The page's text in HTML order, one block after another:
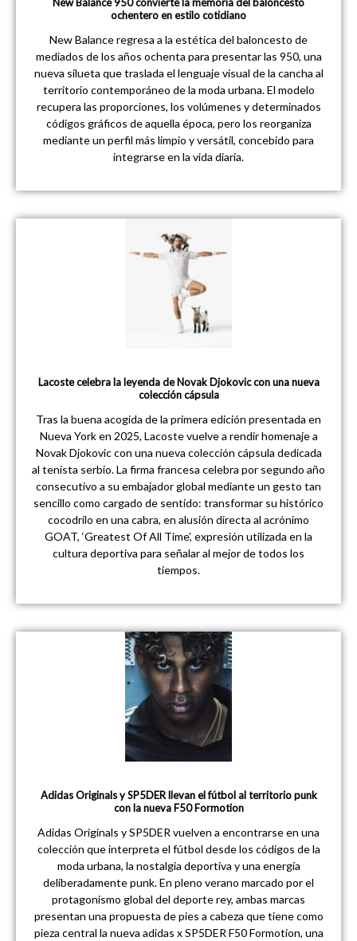
ochentero en estilo cotidiano
New Balance regresa a la estética del baloncesto de
mediados de los años ochenta para presentar las 950, una
nueva silueta que traslada el lenguaje visual de la cancha al
territorio contemporáneo de la moda urbana. El modelo
recupera las proporciones, los volúmenes y determinados
códigos gráficos de aquella época, pero los reorganiza
mediante un perfil más limpio y versátil, concebido para
integrarse en la vida diaria.
Lacoste celebra la leyenda de Novak Djokovic con una nueva
colección cápsula
Tras la buena acogida de la primera edición presentada en
Nueva York en 2025, Lacoste vuelve a rendir homenaje a
Novak Djokovic con una nueva colección cápsula dedicada
al tenista serbio. La firma francesa celebra por segundo año
consecutivo a su embajador global mediante un gesto tan
sencillo como cargado de sentido: transformar su histórico
cocodrilo en una cabra, en alusión directa al acrónimo
GOAT, ‘Greatest Of All Time’, expresión utilizada en la
cultura deportiva para señalar al mejor de todos los
tiempos.
Adidas Originals y SP5DER llevan el fútbol al territorio punk
con la nueva F50 Formotion
Adidas Originals y SP5DER vuelven a encontrarse en una
colección que interpreta el fútbol desde los códigos de la
moda urbana, la nostalgia deportiva y una energía
deliberadamente punk. En pleno verano marcado por el
protagonismo global del deporte rey, ambas marcas
presentan una propuesta de pies a cabeza que tiene como
pieza central la nueva adidas x SP5DER F50 Formotion, una